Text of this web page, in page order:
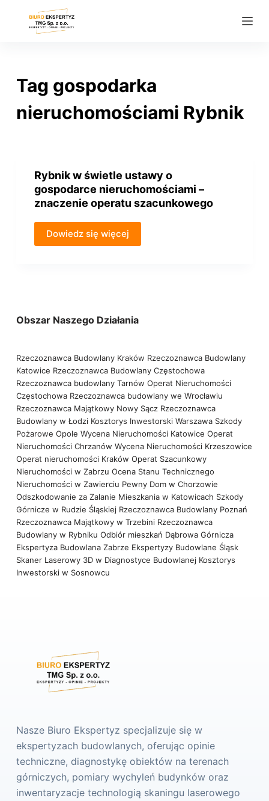
Tag gospodarka
nieruchomościami Rybnik
Rybnik w świetle ustawy o
gospodarce nieruchomościami –
znaczenie operatu szacunkowego
Dowiedz się więcej
Obszar Naszego Działania
Rzeczoznawca Budowlany Kraków Rzeczoznawca Budowlany
Katowice Rzeczoznawca Budowlany Częstochowa
Rzeczoznawca budowlany Tarnów Operat Nieruchomości
Częstochowa Rzeczoznawca budowlany we Wrocławiu
Rzeczoznawca Majątkowy Nowy Sącz Rzeczoznawca
Budowlany w Łodzi Kosztorys Inwestorski Warszawa Szkody
Pożarowe Opole Wycena Nieruchomości Katowice Operat
Nieruchomości Chrzanów Wycena Nieruchomości Krzeszowice
Operat nieruchomości Kraków Operat Szacunkowy
Nieruchomości w Zabrzu Ocena Stanu Technicznego
Nieruchomości w Zawierciu Pewny Dom w Chorzowie
Odszkodowanie za Zalanie Mieszkania w Katowicach Szkody
Górnicze w Rudzie Śląskiej Rzeczoznawca Budowlany Poznań
Rzeczoznawca Majątkowy w Trzebini Rzeczoznawca
Budowlany w Rybniku Odbiór mieszkań Dąbrowa Górnicza
Ekspertyza Budowlana Zabrze Ekspertyzy Budowlane Śląsk
Skaner Laserowy 3D w Diagnostyce Budowlanej Kosztorys
Inwestorski w Sosnowcu
Nasze Biuro Ekspertyz specjalizuje się w
ekspertyzach budowlanych, oferując opinie
techniczne, diagnostykę obiektów na terenach
górniczych, pomiary wychyleń budynków oraz
inwentaryzacje technologią skaningu laserowego